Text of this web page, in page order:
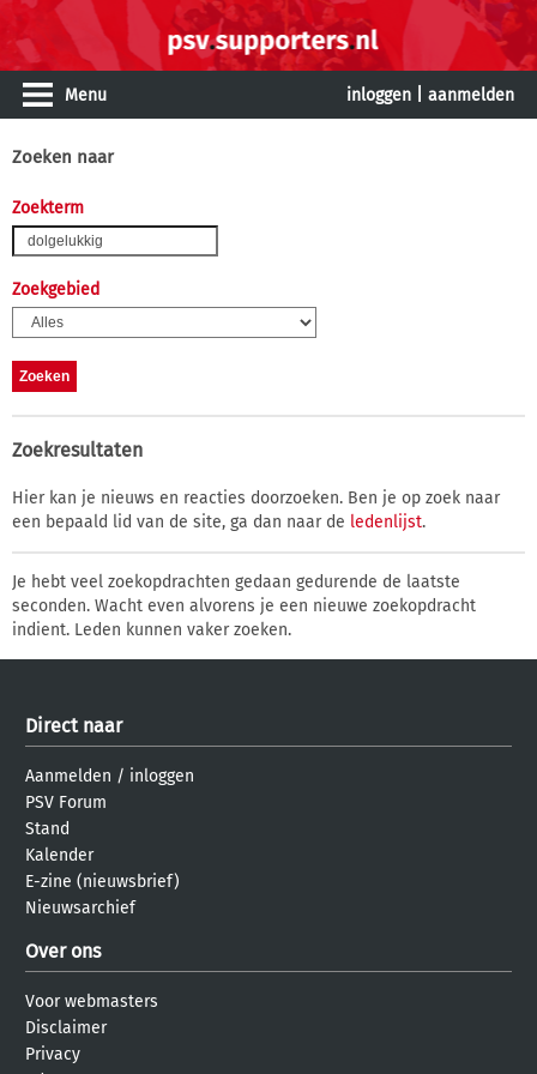
Menu inloggen aanmelden
Zoeken naar
Zoekterm
Zoekgebied
Zoekresultaten
Hier kan je nieuws en reacties doorzoeken. Ben je op zoek naar
een bepaald lid van de site, ga dan naar de ledenlijst.
Je hebt veel zoekopdrachten gedaan gedurende de laatste
seconden. Wacht even alvorens je een nieuwe zoekopdracht
indient. Leden kunnen vaker zoeken.
Direct naar
Aanmelden / inloggen
PSV Forum
Stand
Kalender
E-zine (nieuwsbrief)
Nieuwsarchief
Over ons
Voor webmasters
Disclaimer
Privacy